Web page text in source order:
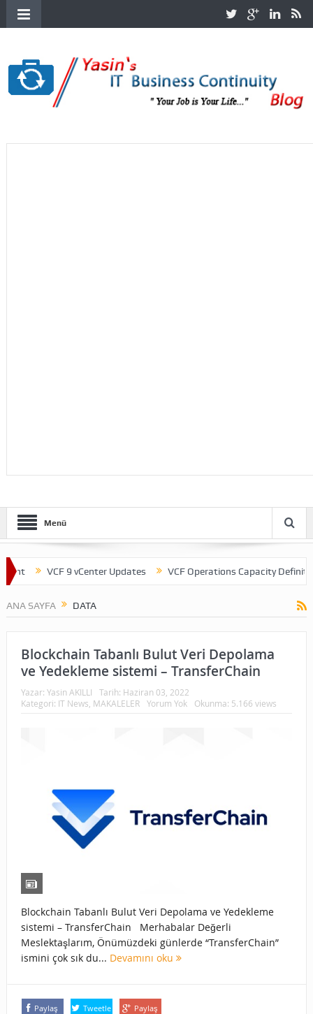
Menü
VCF 9 vCenter Updates VCF Operations Capacity Definitions
ANA SAYFA DATA
Blockchain Tabanlı Bulut Veri Depolama
ve Yedekleme sistemi – TransferChain
Yazar: Yasin AKILLI Tarih: Haziran 03, 2022
Kategori: IT News MAKALELER Yorum Yok Okunma: 5.166 views
Blockchain Tabanlı Bulut Veri Depolama ve Yedekleme
sistemi – TransferChain Merhabalar Değerli
Meslektaşlarım, Önümüzdeki günlerde “TransferChain”
ismini çok sık du... Devamını oku
Paylaş Tweetle Paylaş